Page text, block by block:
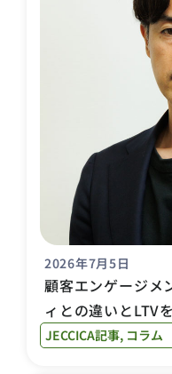
2026年7月5日
顧客エンゲージメ
ィとの違いとLTV
JECCICA記事, コラム